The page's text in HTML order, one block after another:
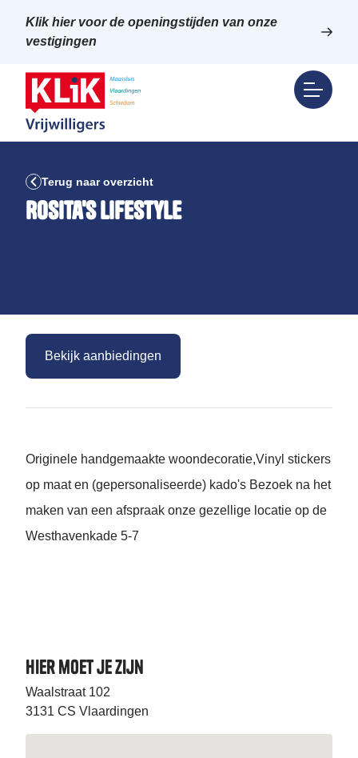
Klik hier voor de openingstijden van onze
vestigingen
Terug naar overzicht
Rosita's Lifestyle
Bekijk aanbiedingen
Originele handgemaakte woondecoratie,Vinyl stickers
op maat en (gepersonaliseerde) kado's Bezoek na het
maken van een afspraak onze gezellige locatie op de
Westhavenkade 5-7
Hier moet je zijn
Waalstraat 102
3131 CS Vlaardingen